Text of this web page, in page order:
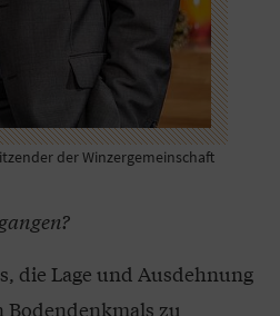
der Winzergemeinschaft
die Lage und Ausdehnung
zu